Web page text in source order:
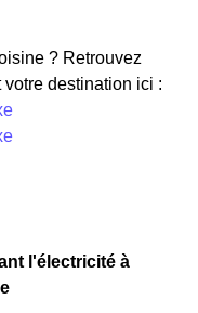
? Retrouvez
destination ici :
l'électricité à